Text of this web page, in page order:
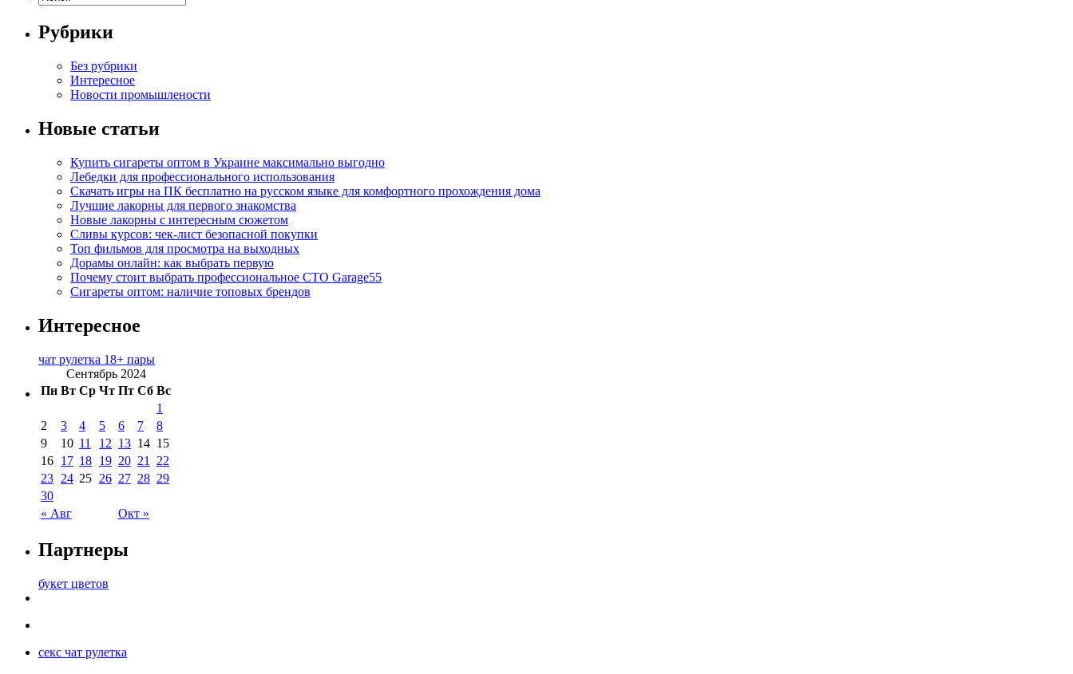
Рубрики
Без рубрики
Интересное
Новости промышлености
Новые статьи
Купить сигареты оптом в Украине максимально выгодно
Лебедки для профессионального использования
Скачать игры на ПК бесплатно на русском языке для комфортного прохождения дома
Лучшие лакорны для первого знакомства
Новые лакорны с интересным сюжетом
Сливы курсов: чек-лист безопасной покупки
Топ фильмов для просмотра на выходных
Дорамы онлайн: как выбрать первую
Почему стоит выбрать профессиональное СТО Garage55
Сигареты оптом: наличие топовых брендов
Интересное
чат рулетка 18+ пары
Сентябрь 2024
Пн Вт Ср Чт Пт Сб Вс
« Авг Окт »
1
2
3 4 5 6 7
8
9
10 11 12 13 14 15
16 17 18 19 20 21
22
23 24 25 26 27 28 29
30
Партнеры
букет цветов
секс чат рулетка